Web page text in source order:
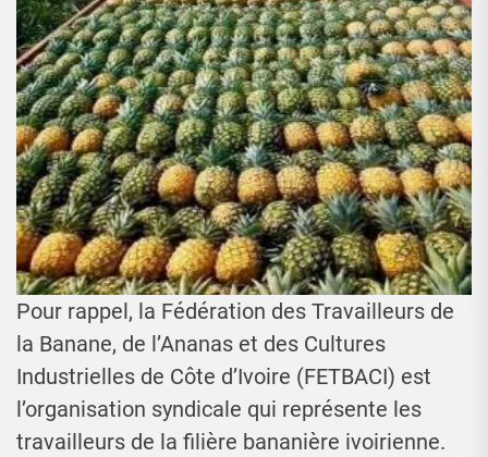
Pour rappel, la Fédération des Travailleurs de
la Banane, de l’Ananas et des Cultures
Industrielles de Côte d’Ivoire (FETBACI) est
l’organisation syndicale qui représente les
travailleurs de la filière bananière ivoirienne.